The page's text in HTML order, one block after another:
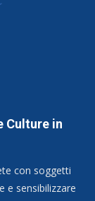
Culture in
con soggetti
e sensibilizzare